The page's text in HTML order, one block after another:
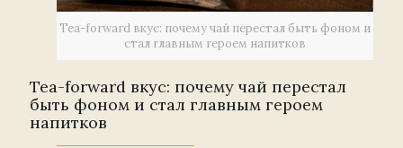
Tea-forward вкус: почему чай перестал быть фоном и
стал главным героем напитков
Tea-forward вкус: почему чай перестал
быть фоном и стал главным героем
напитков